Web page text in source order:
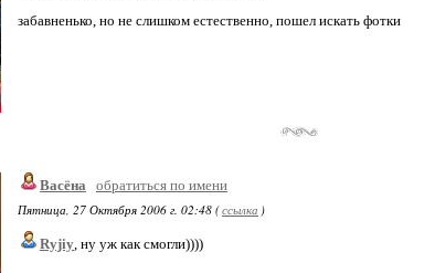
забавненько, но не слишком естественно, пошел искать фотки
Васёна
обратиться по имени
Пятница, 27 Октября 2006 г. 02:48 (ссылка )
Ryjiy, ну уж как смогли))))